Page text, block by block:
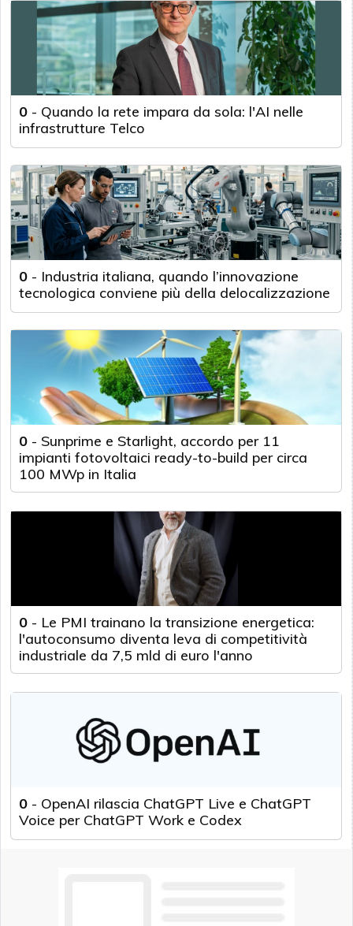
0 - Quando la rete impara da sola: l'AI nelle
infrastrutture Telco
0 - Industria italiana, quando l’innovazione
tecnologica conviene più della delocalizzazione
0 - Sunprime e Starlight, accordo per 11
impianti fotovoltaici ready-to-build per circa
100 MWp in Italia
0 - Le PMI trainano la transizione energetica:
l'autoconsumo diventa leva di competitività
industriale da 7,5 mld di euro l'anno
0 - OpenAI rilascia ChatGPT Live e ChatGPT
Voice per ChatGPT Work e Codex